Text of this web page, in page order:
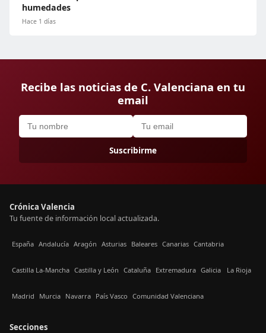
humedades
Hace 1 días
Recibe las noticias de C. Valenciana en tu
email
Suscribirme
Crónica Valencia
Tu fuente de información local actualizada.
España Andalucía Aragón Asturias Baleares Canarias Cantabria
Castilla La-Mancha Castilla y León Cataluña Extremadura Galicia La Rioja
Madrid Murcia Navarra País Vasco Comunidad Valenciana
Secciones